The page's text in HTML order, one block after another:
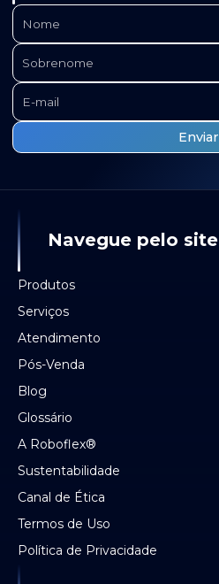
Navegue pelo site
Produtos
Serviços
Atendimento
Pós-Venda
Blog
Glossário
A Roboflex®
Sustentabilidade
Canal de Ética
Termos de Uso
Política de Privacidade